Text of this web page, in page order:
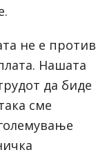
не е против
Нашата
да биде
сме